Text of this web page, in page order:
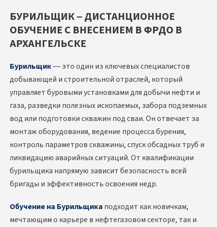
БУРИЛЬЩИК – ДИСТАНЦИОННОЕ
ОБУЧЕНИЕ С ВНЕСЕНИЕМ В ФРДО В
АРХАНГЕЛЬСКЕ
Бурильщик— это один из ключевых специалистов
добывающей и строительной отраслей, который
управляет буровыми установками для добычи нефти и
газа, разведки полезных ископаемых, забора подземных
вод или подготовки скважин под сваи. Он отвечает за
монтаж оборудования, ведение процесса бурения,
контроль параметров скважины, спуск обсадных труб и
ликвидацию аварийных ситуаций. От квалификации
бурильщика напрямую зависит безопасность всей
бригады и эффективность освоения недр.
Обучение на Бурильщика подходит как новичкам,
мечтающим о карьере в нефтегазовом секторе, так и